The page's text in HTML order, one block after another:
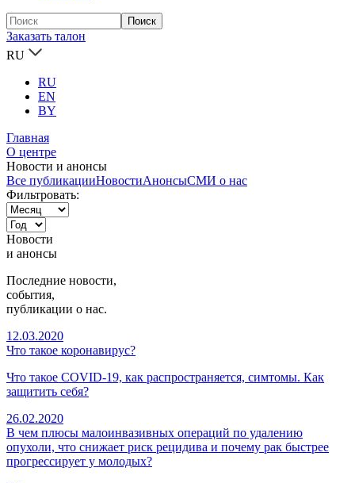
Заказать талон
RU
RU
EN
BY
Главная
О центре
Новости и анонсы
Все публикацииНовостиАнонсыСМИ о нас
Фильтровать:
Новости
и анонсы
Последние новости,
события,
публикации о нас.
12.03.2020
Что такое коронавирус?
Что такое COVID-19, как распространяется, симтомы. Как
защитить себя?
26.02.2020
В чем плюсы малоинвазивных операций по удалению
опухоли, что снижает риск рецидива и почему рак быстрее
прогрессирует у молодых?